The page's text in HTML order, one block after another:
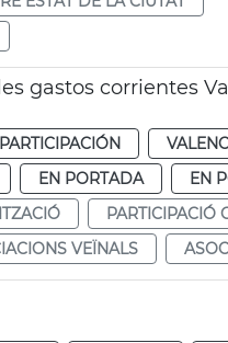
gastos corrientes
EN PORTADA EN
PARTICIPACIÓ
VEÏNALS